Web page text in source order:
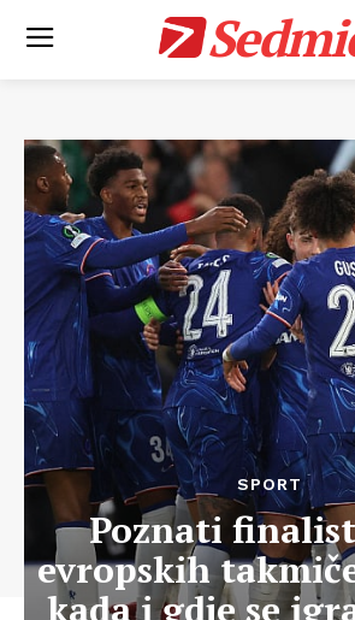
SPORT
Poznati
evropskih
kada i gdje se